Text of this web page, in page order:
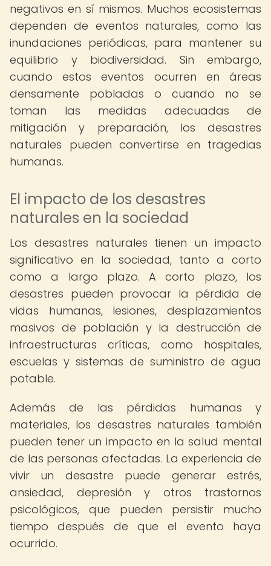
negativos en sí mismos. Muchos ecosistemas
dependen de eventos naturales, como las
inundaciones periódicas, para mantener su
equilibrio y biodiversidad. Sin embargo,
cuando estos eventos ocurren en áreas
densamente pobladas o cuando no se
toman las medidas adecuadas de
mitigación y preparación, los desastres
naturales pueden convertirse en tragedias
humanas.
El impacto de los desastres
naturales en la sociedad
Los desastres naturales tienen un impacto
significativo en la sociedad, tanto a corto
como a largo plazo. A corto plazo, los
desastres pueden provocar la pérdida de
vidas humanas, lesiones, desplazamientos
masivos de población y la destrucción de
infraestructuras críticas, como hospitales,
escuelas y sistemas de suministro de agua
potable.
Además de las pérdidas humanas y
materiales, los desastres naturales también
pueden tener un impacto en la salud mental
de las personas afectadas. La experiencia de
vivir un desastre puede generar estrés,
ansiedad, depresión y otros trastornos
psicológicos, que pueden persistir mucho
tiempo después de que el evento haya
ocurrido.